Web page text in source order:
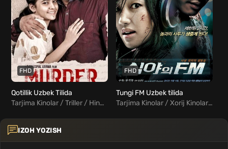
FHD
Qotillik Uzbek Tilida
Tarjima Kinolar / Triller / Hind Kinolar Uzbek Tilida
FHD
Tungi FM Uzbek tilida
Tarjima Kinolar / Xorij Kinolar Uzbek Tilida / Jangari / Kriminal / Triller
IZOH YOZISH